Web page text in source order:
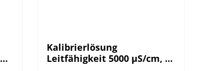
Kalibrierlösung
Leitfähigkeit 5000 µS/cm, 25